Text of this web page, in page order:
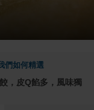
們如何精選
，皮Q餡多，風味獨